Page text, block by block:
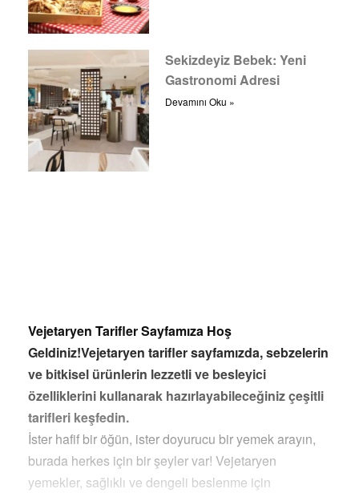
Sekizdeyiz Bebek: Yeni
Gastronomi Adresi
Devamını Oku »
Vejetaryen Tarifler Sayfamıza Hoş
Geldiniz!Vejetaryen tarifler sayfamızda, sebzelerin
ve bitkisel ürünlerin lezzetli ve besleyici
özelliklerini kullanarak hazırlayabileceğiniz çeşitli
tarifleri keşfedin.
İster hafif bir öğün, ister doyurucu bir yemek arayın,
burada herkes için bir şeyler var! Vejetaryen
yemekler, sağlıklı ve dengeli beslenme için